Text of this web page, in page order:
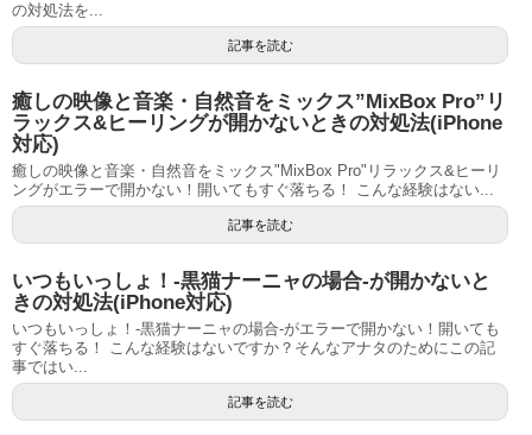
の対処法を...
記事を読む
癒しの映像と音楽・自然音をミックス”MixBox Pro”リ
ラックス&ヒーリングが開かないときの対処法(iPhone
対応)
癒しの映像と音楽・自然音をミックス"MixBox Pro"リラックス&ヒーリ
ングがエラーで開かない！開いてもすぐ落ちる！ こんな経験はない...
記事を読む
いつもいっしょ！-黒猫ナーニャの場合-が開かないと
きの対処法(iPhone対応)
いつもいっしょ！-黒猫ナーニャの場合-がエラーで開かない！開いても
すぐ落ちる！ こんな経験はないですか？そんなアナタのためにこの記
事ではい...
記事を読む